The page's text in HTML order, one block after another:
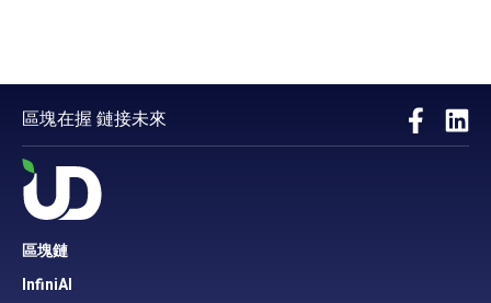
區塊在握 鏈接未來
區塊鏈
InfiniAI